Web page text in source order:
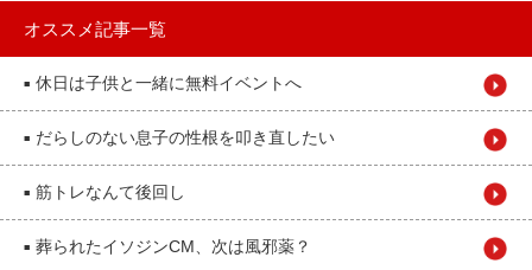
オススメ記事一覧
■ 休日は子供と一緒に無料イベントへ
■ だらしのない息子の性根を叩き直したい
■ 筋トレなんて後回し
■ 葬られたイソジンCM、次は風邪薬？